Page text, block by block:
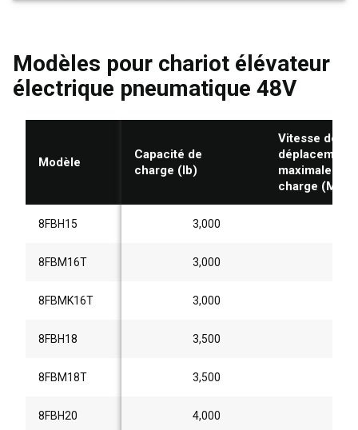
Modèles pour chariot élévateur
électrique pneumatique 48V
Modèle
Capacité de
charge (lb)
Vitesse de
déplacement
maximale à
charge (MPH)
8FBH15 3,000
8FBM16T 3,000
8FBMK16T 3,000
8FBH18 3,500
8FBM18T 3,500
8FBH20 4,000